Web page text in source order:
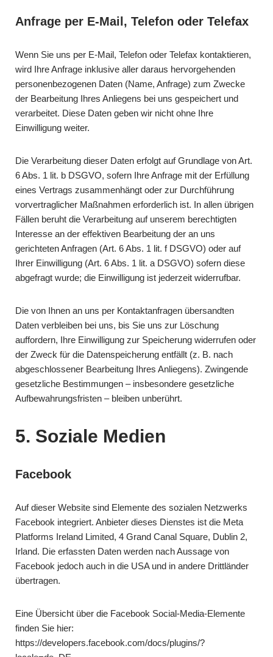
Anfrage per E-Mail, Telefon oder Telefax
Wenn Sie uns per E-Mail, Telefon oder Telefax kontaktieren,
wird Ihre Anfrage inklusive aller daraus hervorgehenden
personenbezogenen Daten (Name, Anfrage) zum Zwecke
der Bearbeitung Ihres Anliegens bei uns gespeichert und
verarbeitet. Diese Daten geben wir nicht ohne Ihre
Einwilligung weiter.
Die Verarbeitung dieser Daten erfolgt auf Grundlage von Art.
6 Abs. 1 lit. b DSGVO, sofern Ihre Anfrage mit der Erfüllung
eines Vertrags zusammenhängt oder zur Durchführung
vorvertraglicher Maßnahmen erforderlich ist. In allen übrigen
Fällen beruht die Verarbeitung auf unserem berechtigten
Interesse an der effektiven Bearbeitung der an uns
gerichteten Anfragen (Art. 6 Abs. 1 lit. f DSGVO) oder auf
Ihrer Einwilligung (Art. 6 Abs. 1 lit. a DSGVO) sofern diese
abgefragt wurde; die Einwilligung ist jederzeit widerrufbar.
Die von Ihnen an uns per Kontaktanfragen übersandten
Daten verbleiben bei uns, bis Sie uns zur Löschung
auffordern, Ihre Einwilligung zur Speicherung widerrufen oder
der Zweck für die Datenspeicherung entfällt (z. B. nach
abgeschlossener Bearbeitung Ihres Anliegens). Zwingende
gesetzliche Bestimmungen – insbesondere gesetzliche
Aufbewahrungsfristen – bleiben unberührt.
5. Soziale Medien
Facebook
Auf dieser Website sind Elemente des sozialen Netzwerks
Facebook integriert. Anbieter dieses Dienstes ist die Meta
Platforms Ireland Limited, 4 Grand Canal Square, Dublin 2,
Irland. Die erfassten Daten werden nach Aussage von
Facebook jedoch auch in die USA und in andere Drittländer
übertragen.
Eine Übersicht über die Facebook Social-Media-Elemente
finden Sie hier:
https://developers.facebook.com/docs/plugins/?